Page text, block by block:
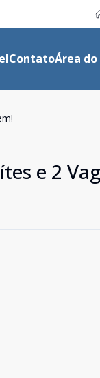
ContatoÁrea
e 2